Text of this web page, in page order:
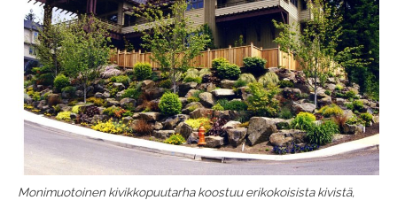
Monimuotoinen kivikkopuutarha koostuu erikokoisista kivistä,